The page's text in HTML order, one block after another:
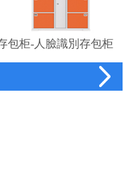
包柜-人臉識別存包柜